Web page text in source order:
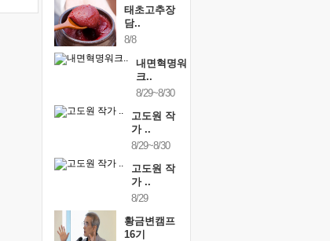
태초고추장
담..
8/8
내면혁명워
크..
8/29~8/30
고도원 작
가 ..
8/29~8/30
고도원 작
가 ..
8/29
황금변캠프
16기